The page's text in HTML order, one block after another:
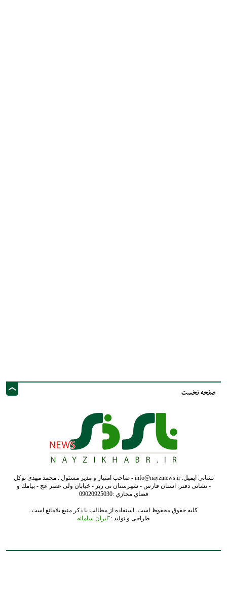
صفحه نخست
نشانی ایمیل: info@nayzinews.ir - صاحب امتیاز و مدیر مسئول : محمد مهدی توکل
- نشانی دفتر: استان فارس - شهرستان نی ریز - خیابان ولی عصر عج - پيامك و
فضاي مجازي :09020925030
کلیه حقوق محفوظ است. استفاده از مطالب با ذکر منبع بلامانع است.
طراحی و تولید :" ایران سامانه